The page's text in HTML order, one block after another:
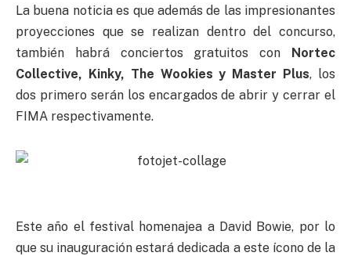
La buena noticia es que además de las impresionantes
proyecciones que se realizan dentro del concurso,
también habrá conciertos gratuitos con
Nortec
Collective, Kinky, The Wookies y Master Plus, los
dos primero serán los encargados de abrir y cerrar el
FIMA respectivamente.
Este año el festival homenajea a David Bowie, por lo
que su inauguración estará dedicada a este ícono de la